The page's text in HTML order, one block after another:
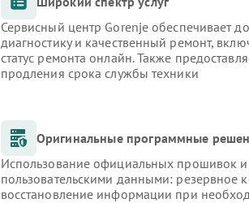
Сервисный центр Gorenje обеспечивает
диагностику и качественный ремонт,
статус ремонта онлайн. Также
продления срока службы техники
Оригинальные программные
Использование официальных прошивок и
пользовательскими данными: резервное
восстановление информации при